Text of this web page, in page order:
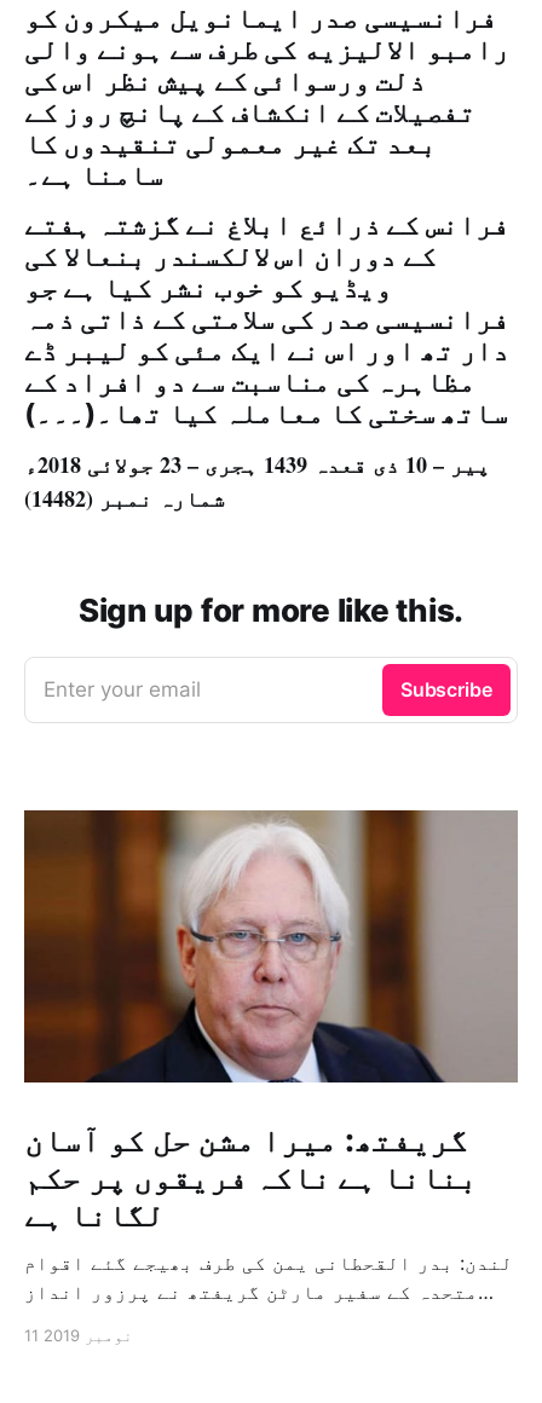
فرانسیسی صدر ایمانویل میکرون کو
رامبو الاليزيه کی طرف سے ہونے والی
ذلت ورسوائی کے پیش نظر اس کی
تفصیلات کے انکشاف کے پانچ روز کے
بعد تک غیر معمولی تنقیدوں کا
سامنا ہے۔
فرانس کے ذرائع ابلاغ نے گزشتہ ہفتے
کے دوران اس لالکسندر بنعالا کی
ویڈیو کو خوب نشر کیا ہے جو
فرانسیسی صدر کی سلامتی کے ذاتی ذمہ
دار تھ اور اس نے ایک مئی کو لیبر ڈے
مظاہرہ کی مناسبت سے دو افراد کے
ساتھ سختی کا معاملہ کیا تھا۔(۔۔۔)
پیر – 10 ذی قعدہ 1439 ہجری – 23 جولائی 2018ء
شمارہ نمبر (14482)
Sign up for more like this.
Enter your email Subscribe
گریفتھ: میرا مشن حل کو آسان
بنانا ہے ناکہ فریقوں پر حکم
لگانا ہے
لندن: بدر القحطانی یمن کی طرف بھیجے گئے اقوام
متحدہ کے سفیر مارٹن گریفتھ نے پرزور انداز
ثالثی اور اس کشمکش کی حدبندی کرنے کے لئے ایک
11 نومبر 2019